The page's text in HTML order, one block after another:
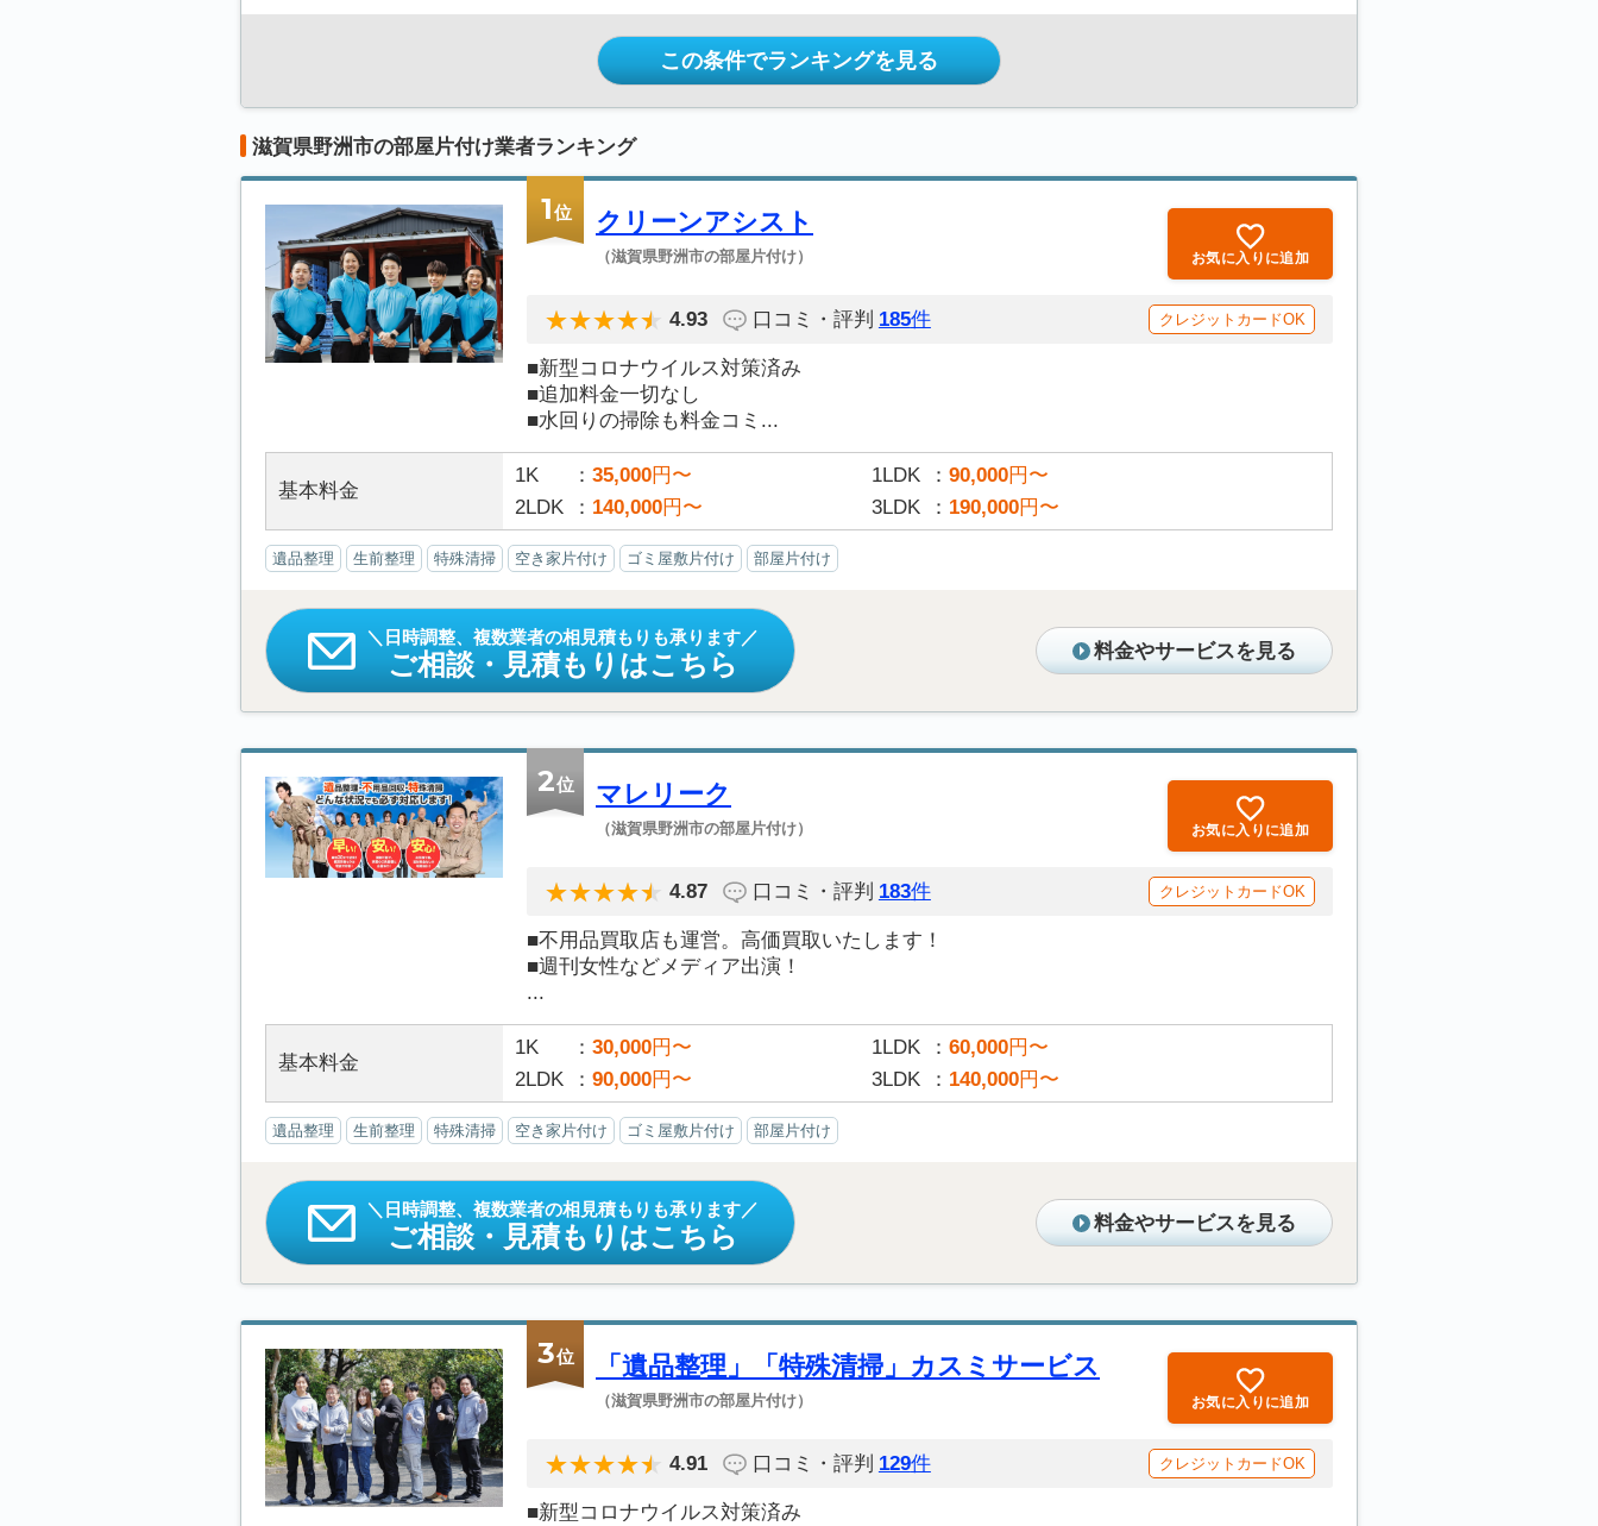
この条件でランキングを見る
滋賀県野洲市の部屋片付け業者ランキング
1位 クリーンアシスト
（滋賀県野洲市の部屋片付け） お気に入りに追加
4.93 口コミ・評判 185件 クレジットカードOK
■新型コロナウイルス対策済み
■追加料金一切なし
■水回りの掃除も料金コミ...
基本料金
1K 35,000円〜 1LDK 90,000円〜
2LDK
140,000円〜 3LDK 190,000円〜
遺品整理 生前整理 特殊清掃 空き家片付け ゴミ屋敷片付け 部屋片付け
日時調整、複数業者の相見積もりも承ります
ご相談・見積もりはこちら 料金やサービスを見る
2位 マレリーク
（滋賀県野洲市の部屋片付け） お気に入りに追加
4.87 口コミ・評判 183件 クレジットカードOK
■不用品買取店も運営。高価買取いたします！
■週刊女性などメディア出演！
...
基本料金
1K 30,000円〜 1LDK 60,000円〜
2LDK
90,000円〜 3LDK 140,000円〜
遺品整理 生前整理 特殊清掃 空き家片付け ゴミ屋敷片付け 部屋片付け
日時調整、複数業者の相見積もりも承ります
ご相談・見積もりはこちら 料金やサービスを見る
3位 「遺品整理」「特殊清掃」カスミサービス
（滋賀県野洲市の部屋片付け） お気に入りに追加
4.91 口コミ・評判 129件 クレジットカードOK
■新型コロナウイルス対策済み